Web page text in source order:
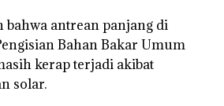
bahwa antrean panjang di
Bahan Bakar Umum
kerap terjadi akibat
solar.